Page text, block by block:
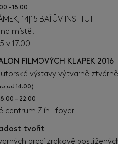
– 18.00
14|15 BAŤŮV INSTITUT
místě.
v 17.00
FILMOVÝCH KLAPEK 2016
výstavy výtvarně
od 14.00)
– 22.00
centrum Zlín – foyer
tvořit
prací zrakově